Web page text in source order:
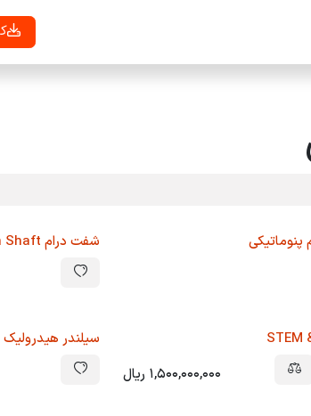
شفت درام Drum Shaft
STEM
1,500,000,000 ریال
سیلندر هیدرولیک